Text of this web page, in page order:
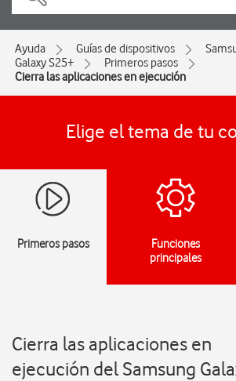
Ayuda Guías de dispositivos
Galaxy S25+
Primeros pasos
Cierra las aplicaciones en ejecución
Elige el tema de tu
Primeros pasos
Funciones
principales
Cierra las aplicaciones en
ejecución del Samsung